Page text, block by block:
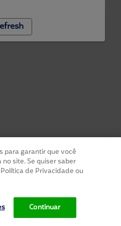
para garantir que você
site. Se quiser saber
de Privacidade ou
Continuar